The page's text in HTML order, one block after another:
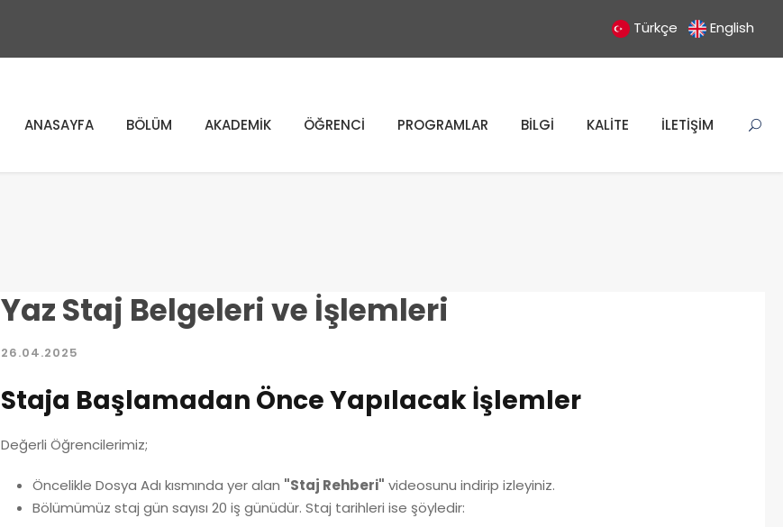
Türkçe English
ANASAYFA BÖLÜM AKADEMİK ÖĞRENCİ PROGRAMLAR BİLGİ KALİTE İLETİŞİM
Yaz Staj Belgeleri ve İşlemleri
26.04.2025
Staja Başlamadan Önce Yapılacak İşlemler
Değerli Öğrencilerimiz;
Öncelikle Dosya Adı kısmında yer alan "Staj Rehberi" videosunu indirip izleyiniz.
Bölümümüz staj gün sayısı 20 iş günüdür. Staj tarihleri ise şöyledir: